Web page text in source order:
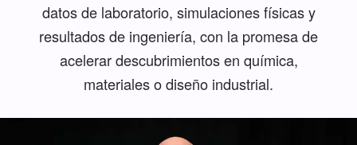
datos de laboratorio, simulaciones físicas y
resultados de ingeniería, con la promesa de
acelerar descubrimientos en química,
materiales o diseño industrial.